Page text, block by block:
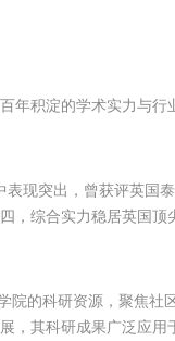
年积淀的学术实力与
现突出，曾获评英国
，综合实力稳居英国顶
院的科研资源，聚焦社
，其科研成果广泛应